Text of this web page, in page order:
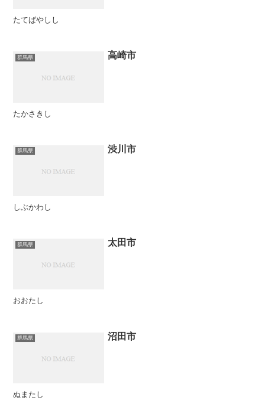
たてばやしし
群馬県 高崎市
たかさきし
群馬県 渋川市
しぶかわし
群馬県 太田市
おおたし
群馬県 沼田市
ぬまたし